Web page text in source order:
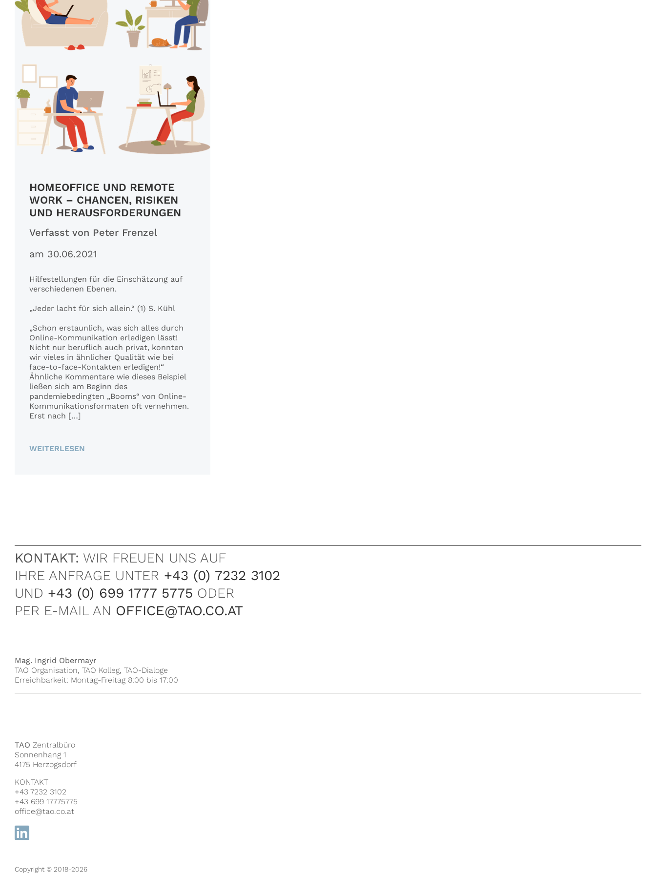
HOMEOFFICE UND REMOTE
WORK – CHANCEN, RISIKEN
UND HERAUSFORDERUNGEN
Verfasst von Peter Frenzel
am 30.06.2021
Hilfestellungen für die Einschätzung auf
verschiedenen Ebenen.
„Jeder lacht für sich allein.“ (1) S. Kühl
„Schon erstaunlich, was sich alles durch
Online-Kommunikation erledigen lässt!
Nicht nur beruflich auch privat, konnten
wir vieles in ähnlicher Qualität wie bei
face-to-face-Kontakten erledigen!“
Ähnliche Kommentare wie dieses Beispiel
ließen sich am Beginn des
pandemiebedingten „Booms“ von Online-
Kommunikationsformaten oft vernehmen.
Erst nach […]
WEITERLESEN
KONTAKT: WIR FREUEN UNS AUF
IHRE ANFRAGE UNTER +43 (0) 7232 3102
UND +43 (0) 699 1777 5775 ODER
PER E-MAIL AN OFFICE@TAO.CO.AT
Mag. Ingrid Obermayr
TAO Organisation, TAO Kolleg, TAO-Dialoge
Erreichbarkeit: Montag-Freitag 8:00 bis 17:00
TAO Zentralbüro
Sonnenhang 1
4175 Herzogsdorf
KONTAKT
+43 7232 3102
+43 699 17775775
office@tao.co.at
Copyright © 2018-2026